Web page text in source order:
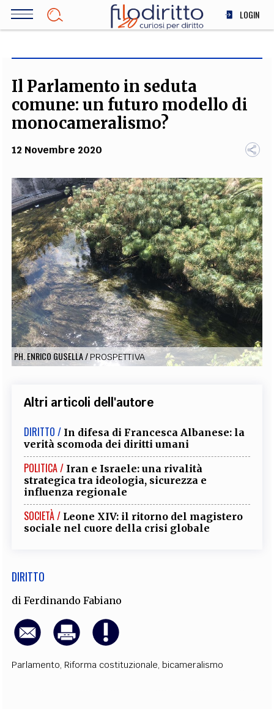
Salta
LOGIN
SOCIETÀ
MEDICINA
SCIENZA
TEAM
FILODIRITTO REDAZIONE COMITATO SCIENTIFICO AUTORI CURATORI
FOTOGRAFI
PARTNER COLLABORA CON NOI
EXTRA
CODICI RUBRICHE LIBRI PROCEEDINGS PUBBLICITÀ CONTATTI
SOCIAL MEDIA
Il Parlamento in seduta
comune: un futuro modello di
monocameralismo?
12 Novembre 2020
PH. ENRICO GUSELLA/ PROSPETTIVA
Altri articoli dell'autore
DIRITTO / In difesa di Francesca Albanese: la
verità scomoda dei diritti umani
POLITICA / Iran e Israele: una rivalità
strategica tra ideologia, sicurezza e
influenza regionale
SOCIETÀ / Leone XIV: il ritorno del magistero
sociale nel cuore della crisi globale
DIRITTO
diFerdinando Fabiano
Parlamento, Riforma costituzionale,bicameralismo